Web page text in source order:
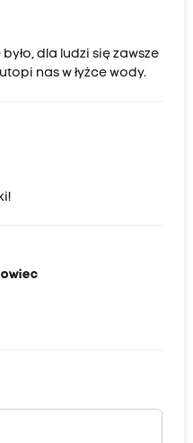
dla ludzi się zawsze
nas w łyżce wody.